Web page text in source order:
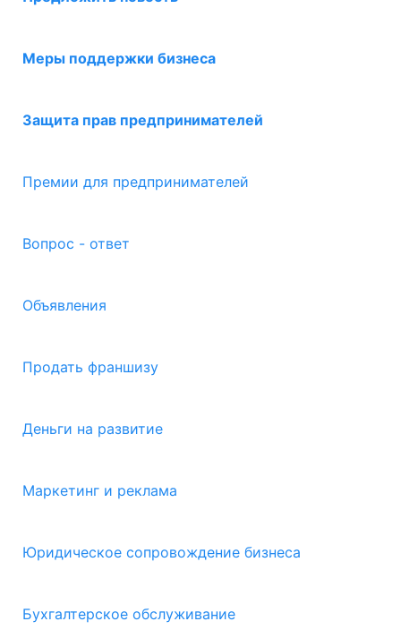
Меры поддержки бизнеса
Защита прав предпринимателей
Премии для предпринимателей
Вопрос - ответ
Объявления
Продать франшизу
Деньги на развитие
Маркетинг и реклама
Юридическое сопровождение бизнеса
Бухгалтерское обслуживание